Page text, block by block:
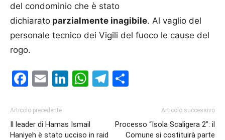
del condominio che è stato
dichiarato parzialmente inagibile. Al vaglio del
personale tecnico dei Vigili del fuoco le cause del
rogo.
Facebook
EmailLinkedIn
WhatsApp
Telegram
Articolo precedente
Il leader di Hamas Ismail
Haniyeh è stato ucciso in raid
Articolo successivo
Processo “Isola Scaligera 2”: il
Comune si costituirà parte